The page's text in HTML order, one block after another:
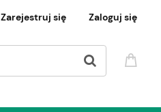
Zarejestruj się Zaloguj się